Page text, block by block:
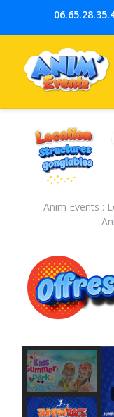
Anim Events :